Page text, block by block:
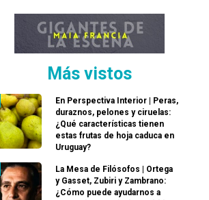
Más vistos
En Perspectiva Interior | Peras,
duraznos, pelones y ciruelas:
¿Qué características tienen
estas frutas de hoja caduca en
Uruguay?
La Mesa de Filósofos | Ortega
y Gasset, Zubiri y Zambrano:
¿Cómo puede ayudarnos a